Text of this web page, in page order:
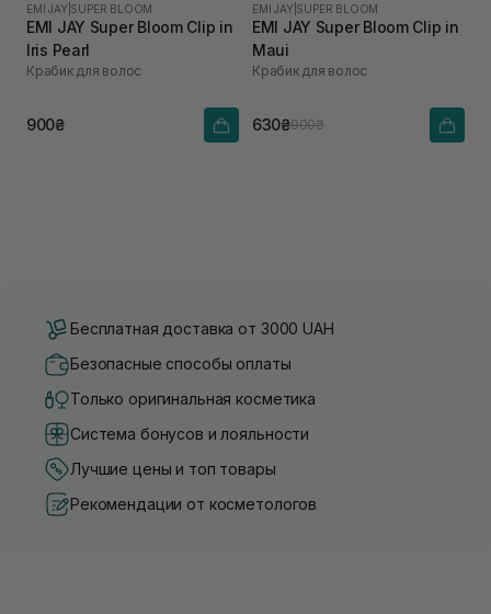
EMI JAY SUPER BLOOM
EMI JAY Super Bloom Clip in
Iris Pearl
Крабик для волос
900₴
EMI JAY SUPER BLOOM
EMI JAY Super Bloom Clip in
Maui
Крабик для волос
630₴900₴
Бесплатная доставка от 3000 UAH
Безопасные способы оплаты
Только оригинальная косметика
Система бонусов и лояльности
Лучшие цены и топ товары
Рекомендации от косметологов